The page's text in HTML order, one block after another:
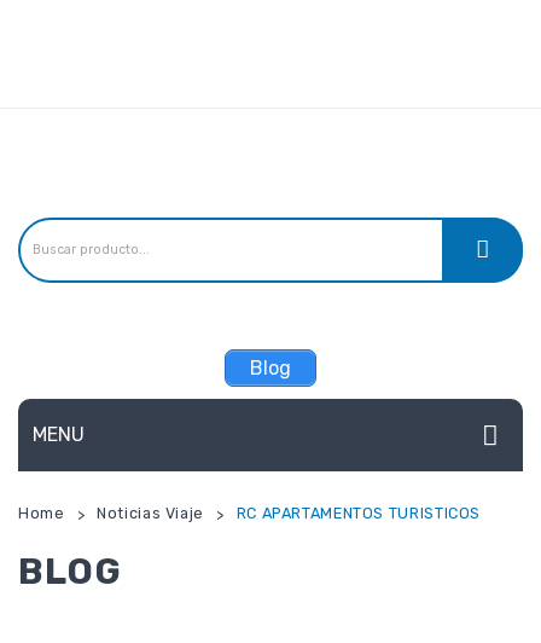
Blog
MENU
Home > Noticias Viaje > RC APARTAMENTOS TURISTICOS
BLOG